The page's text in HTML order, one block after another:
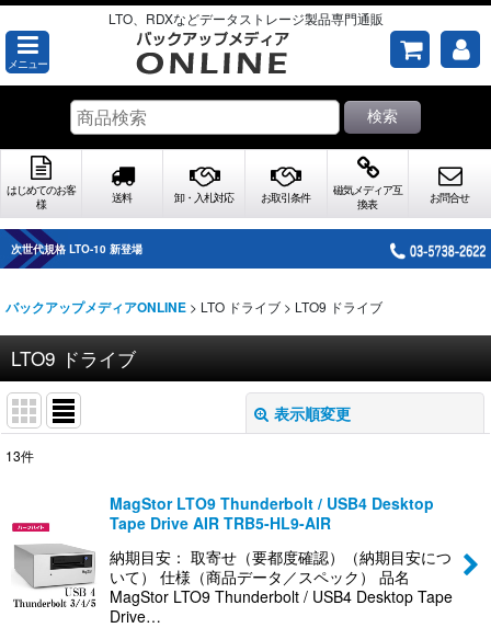
LTO、RDXなどデータストレージ製品専門通販
メニュー
検索
はじめてのお客
様
送料 卸・入札対応 お取引条件
磁気メディア互
換表
お問合せ
次世代規格 LTO-10 新登場
バックアップメディアONLINE > LTO ドライブ > LTO9 ドライブ
LTO9 ドライブ
表示順変更
並び順
絞り込む
13件
MagStor LTO9 Thunderbolt / USB4 Desktop
Tape Drive AIR TRB5-HL9-AIR
納期目安： 取寄せ（要都度確認）（納期目安につ
いて） 仕様（商品データ／スペック） 品名
MagStor LTO9 Thunderbolt / USB4 Desktop Tape
Drive…